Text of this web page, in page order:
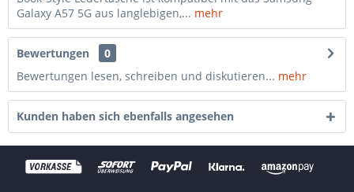
Galaxy A57 5G aus langlebigen,... mehr
Bewertungen
0
Bewertungen lesen, schreiben und diskutieren... mehr
Kunden haben sich ebenfalls angesehen